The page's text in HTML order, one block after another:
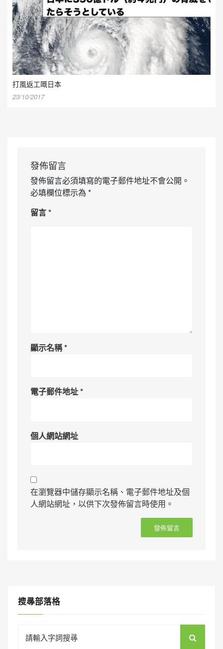
打風返工嘅日本
23/10/2017
發佈留言
發佈留言必須填寫的電子郵件地址不會公開。
必填欄位標示為 *
留言*
顯示名稱*
電子郵件地址*
個人網站網址
在瀏覽器中儲存顯示名稱、電子郵件地址及個
人網站網址，以供下次發佈留言時使用。
搜㝷部落格
for: